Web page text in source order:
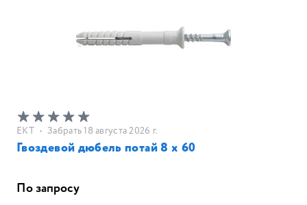
EKT • Забрать 18 августа 2026 г.
Гвоздевой дюбель потай 8 x 60
По запросу